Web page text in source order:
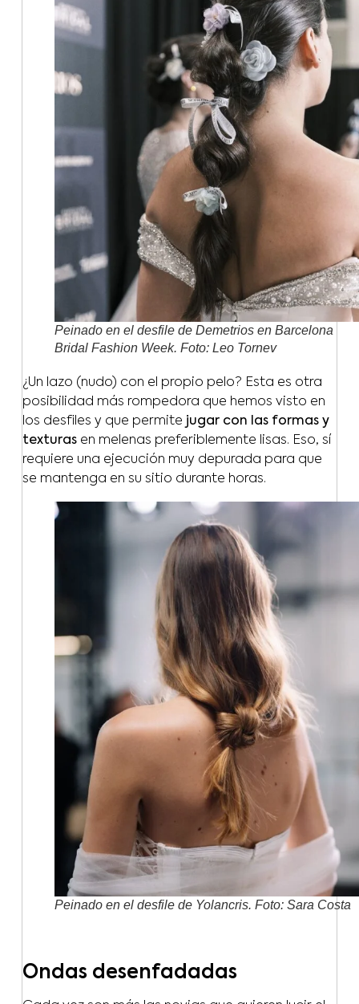
Peinado en el desfile de Demetrios en Barcelona
Bridal Fashion Week. Foto: Leo Tornev
¿Un lazo (nudo) con el propio pelo? Esta es otra
posibilidad más rompedora que hemos visto en
los desfiles y que permite jugar con las formas y
texturasen melenas preferiblemente lisas. Eso, sí
requiere una ejecución muy depurada para que
se mantenga en su sitio durante horas.
Peinado en el desfile de Yolancris. Foto: Sara Costa
Ondas desenfadadas